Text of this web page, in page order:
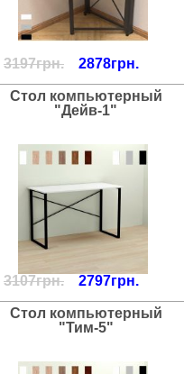
3197грн. 2878грн.
Стол компьютерный
"Дейв-1"
3107грн. 2797грн.
Стол компьютерный
"Тим-5"